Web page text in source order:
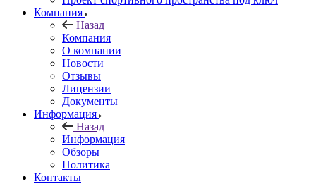
Компания
Назад
Компания
О компании
Новости
Отзывы
Лицензии
Документы
Информация
Назад
Информация
Обзоры
Политика
Контакты